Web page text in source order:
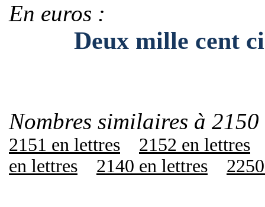
En euros :
Deux mille cent
Nombres similaires à
2151 en lettres
2152 en lettres
en lettres
2140 en lettres